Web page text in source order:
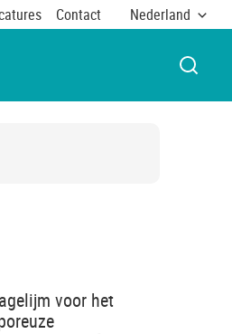
Contact Nederland
voor het